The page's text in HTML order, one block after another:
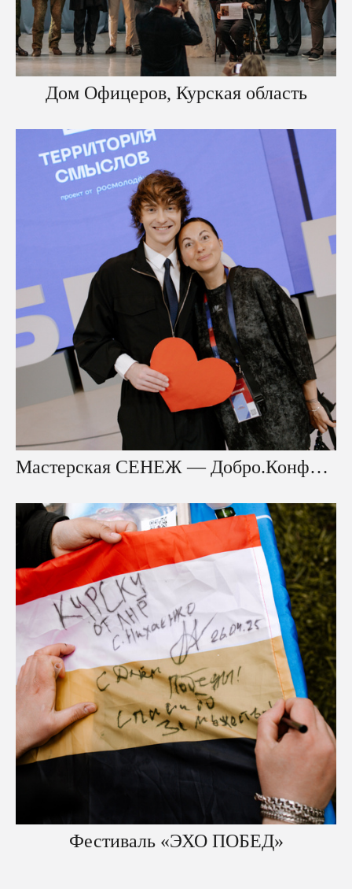
Дом Офицеров, Курская область
Мастерская СЕНЕЖ — Добро.Конференция
Фестиваль «ЭХО ПОБЕД»